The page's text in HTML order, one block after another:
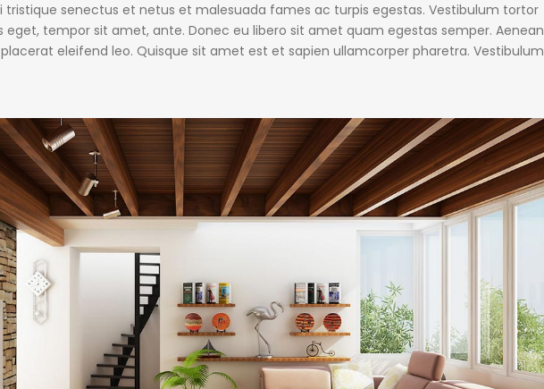
tristique senectus et netus et malesuada fames ac turpis egestas. Vestibulum tortor
tempor sit amet, ante. Donec eu libero sit amet quam egestas semper. Aenean
eleifend leo. Quisque sit amet est et sapien ullamcorper pharetra. Vestibulum